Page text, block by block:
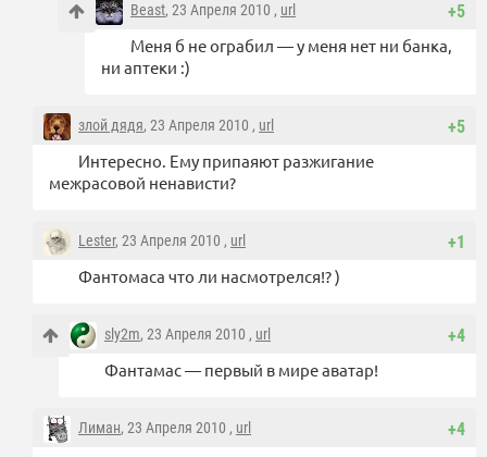
+5
Beast, 23 Апреля 2010 , url
Меня б не ограбил — у меня нет ни банка,
ни аптеки :)
+5
злой дядя, 23 Апреля 2010 , url
Интересно. Ему припаяют разжигание
межрасовой ненависти?
+1
Lester, 23 Апреля 2010 , url
Фантомаса что ли насмотрелся!? )
+4
sly2m, 23 Апреля 2010 , url
Фантамас — первый в мире аватар!
+4
Лиман, 23 Апреля 2010 , url